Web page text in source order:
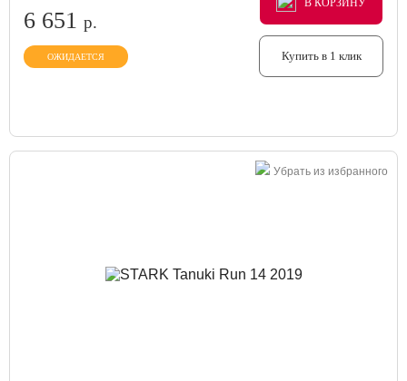
6 651 р.
ОЖИДАЕТСЯ
В КОРЗИНУ
В КОРЗИНУ
Купить в 1 клик
Убрать из избранного